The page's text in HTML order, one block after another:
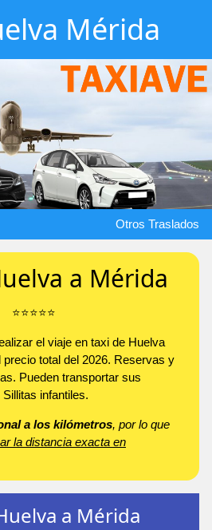
Mérida
Otros Traslados
a Mérida
⭐️⭐️⭐️⭐️⭐️
el viaje en taxi de Huelva
total del 2026. Reservas y
Pueden transportar sus
infantiles.
a los kilómetros, por lo que
la distancia exacta en
a Mérida